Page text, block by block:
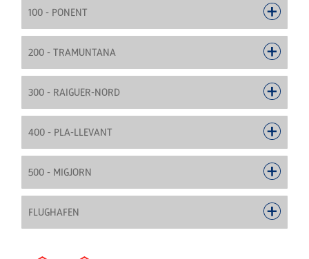
100 - PONENT
200 - TRAMUNTANA
300 - RAIGUER-NORD
400 - PLA-LLEVANT
500 - MIGJORN
FLUGHAFEN